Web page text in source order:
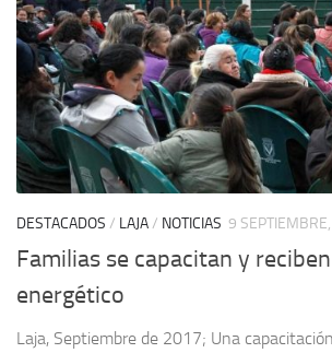
DESTACADOS / LAJA/ NOTICIAS 9
Familias se capacitan y
energético
Laja, Septiembre de 2017; Una